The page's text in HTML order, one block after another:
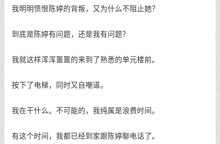
我明明愤恨陈婷的背叛，又为什么不阻止她？
到底是陈婷有问题，还是我有问题？
我就这样浑浑噩噩的来到了熟悉的单元楼前。
按下了电梯，同时又自嘲道。
我在干什么。不可能的，我纯属是浪费时间。
有这个时间，我都已经到家跟陈婷聊电话了。